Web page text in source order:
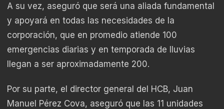
A su vez, aseguró que será una aliada fundamental
y apoyará en todas las necesidades de la
corporación, que en promedio atiende 100
emergencias diarias y en temporada de lluvias
llegan a ser aproximadamente 200.
Por su parte, el director general del HCB, Juan
Manuel Pérez Cova, aseguró que las 11 unidades